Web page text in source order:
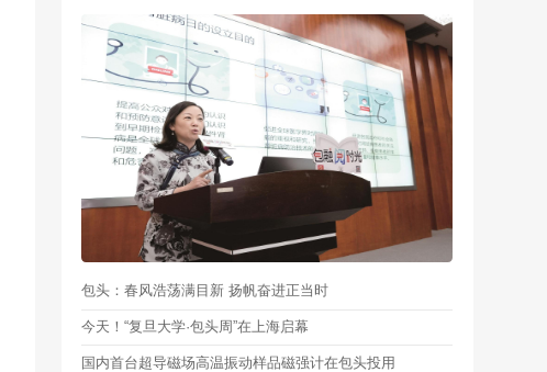
包头：春风浩荡满目新 扬帆奋进正当时
今天！“复旦大学·包头周”在上海启幕
国内首台超导磁场高温振动样品磁强计在包头投用